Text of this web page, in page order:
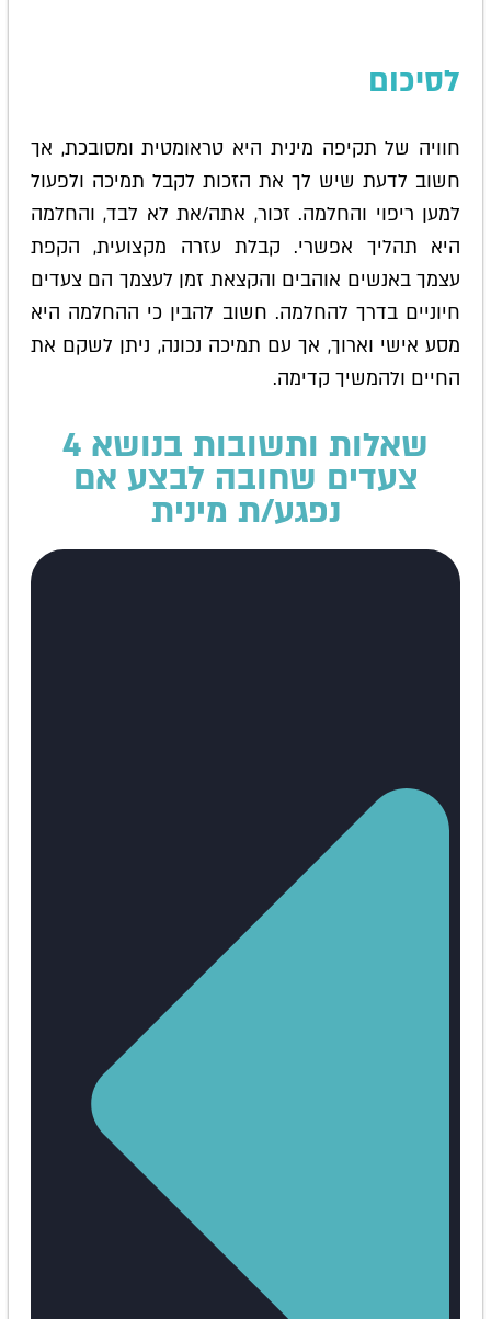
לסיכום
חוויה של תקיפה מינית היא טראומטית ומסובכת, אך
חשוב לדעת שיש לך את הזכות לקבל תמיכה ולפעול
למען ריפוי והחלמה. זכור, אתה/את לא לבד, והחלמה
היא תהליך אפשרי. קבלת עזרה מקצועית, הקפת
עצמך באנשים אוהבים והקצאת זמן לעצמך הם צעדים
חיוניים בדרך להחלמה. חשוב להבין כי ההחלמה היא
מסע אישי וארוך, אך עם תמיכה נכונה, ניתן לשקם את
החיים ולהמשיך קדימה.
שאלות ותשובות בנושא 4
צעדים שחובה לבצע אם
נפגע/ת מינית